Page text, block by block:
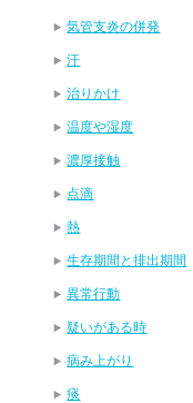
気管支炎の併発
汗
治りかけ
温度や湿度
濃厚接触
点滴
熱
生存期間と排出期間
異常行動
疑いがある時
病み上がり
痰